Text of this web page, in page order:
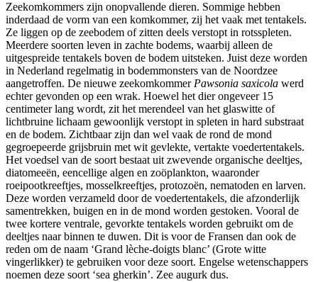
Zeekomkommers zijn onopvallende dieren. Sommige hebben
inderdaad de vorm van een komkommer, zij het vaak met tentakels.
Ze liggen op de zeebodem of zitten deels verstopt in rotsspleten.
Meerdere soorten leven in zachte bodems, waarbij alleen de
uitgespreide tentakels boven de bodem uitsteken. Juist deze worden
in Nederland regelmatig in bodemmonsters van de Noordzee
aangetroffen. De nieuwe zeekomkommer Pawsonia saxicola werd
echter gevonden op een wrak. Hoewel het dier ongeveer 15
centimeter lang wordt, zit het merendeel van het glaswitte of
lichtbruine lichaam gewoonlijk verstopt in spleten in hard substraat
en de bodem. Zichtbaar zijn dan wel vaak de rond de mond
gegroepeerde grijsbruin met wit gevlekte, vertakte voedertentakels.
Het voedsel van de soort bestaat uit zwevende organische deeltjes,
diatomeeën, eencellige algen en zoöplankton, waaronder
roeipootkreeftjes, mosselkreeftjes, protozoën, nematoden en larven.
Deze worden verzameld door de voedertentakels, die afzonderlijk
samentrekken, buigen en in de mond worden gestoken. Vooral de
twee kortere ventrale, gevorkte tentakels worden gebruikt om de
deeltjes naar binnen te duwen. Dit is voor de Fransen dan ook de
reden om de naam ‘Grand lèche-doigts blanc’ (Grote witte
vingerlikker) te gebruiken voor deze soort. Engelse wetenschappers
noemen deze soort ‘sea gherkin’. Zee augurk dus.